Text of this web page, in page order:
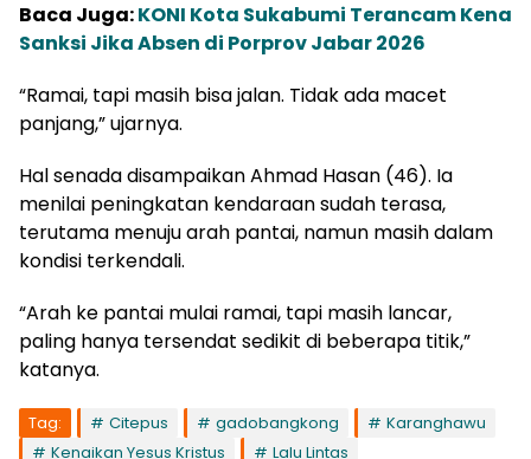
Baca Juga:KONI Kota Sukabumi Terancam Kena
Sanksi Jika Absen di Porprov Jabar 2026
“Ramai, tapi masih bisa jalan. Tidak ada macet
panjang,” ujarnya.
Hal senada disampaikan Ahmad Hasan (46). Ia
menilai peningkatan kendaraan sudah terasa,
terutama menuju arah pantai, namun masih dalam
kondisi terkendali.
“Arah ke pantai mulai ramai, tapi masih lancar,
paling hanya tersendat sedikit di beberapa titik,”
katanya.
Tag: Citepus gadobangkong
Karanghawu
Kenaikan Yesus Kristus
Lalu Lintas